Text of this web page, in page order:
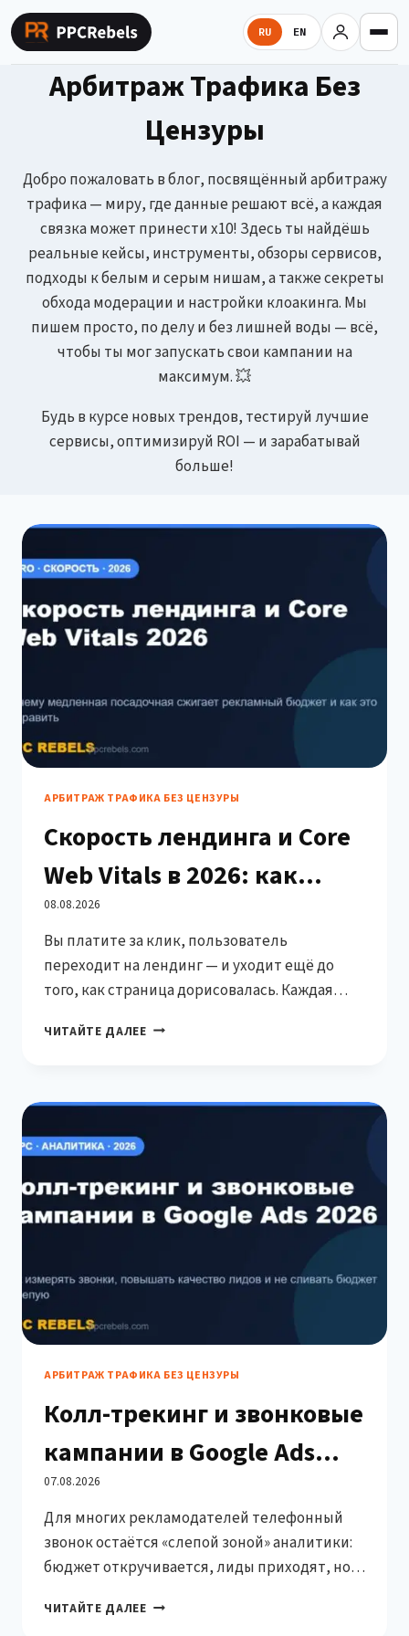
Перейти
содержимому
RU EN
Арбитраж Трафика Без
Цензуры
Добро пожаловать в блог, посвящённый арбитражу
трафика — миру, где данные решают всё, а каждая
связка может принести x10! Здесь ты найдёшь
реальные кейсы, инструменты, обзоры сервисов,
подходы к белым и серым нишам, а также секреты
обхода модерации и настройки клоакинга. Мы
пишем просто, по делу и без лишней воды — всё,
чтобы ты мог запускать свои кампании на
максимум. 💥
Будь в курсе новых трендов, тестируй лучшие
сервисы, оптимизируй ROI — и зарабатывай
больше!
АРБИТРАЖ ТРАФИКА БЕЗ ЦЕНЗУРЫ
Скорость лендинга и Core
Web Vitals в 2026: как
ускорить страницу под
платный трафик
08.08.2026
Вы платите за клик, пользователь
переходит на лендинг — и уходит ещё до
того, как страница дорисовалась. Каждая
бюджета. В 2026 году скорость посадочной и
Ads. Разберём по-белому: как ускорить
лендинг под платный трафик, без…
ЧИТАЙТЕ ДАЛЕЕСКОРОСТЬ
WEB
В
КАК
УСКОРИТЬ
СТРАНИЦУ
ТРАФИК
АРБИТРАЖ ТРАФИКА БЕЗ ЦЕНЗУРЫ
Колл-трекинг и звонковые
кампании в Google Ads
2026: как измерять звонки
и не сливать бюджет
07.08.2026
Для многих рекламодателей телефонный
звонок остаётся «слепой зоной» аналитики:
бюджет откручивается, лиды приходят, но
ключевым словом и объявлением не
ЧИТАЙТЕ ДАЛЕЕКОЛЛ-